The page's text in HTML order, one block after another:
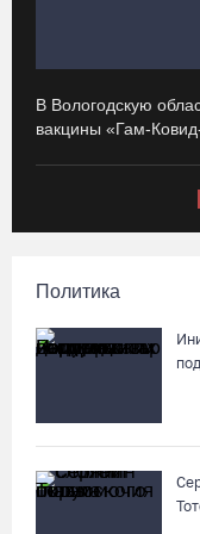
Разбившегося
космическую галерею
05.08.26 / 14:54
В Вологде две сестры
В Вологодскую
вакцины «Гам-
Политика